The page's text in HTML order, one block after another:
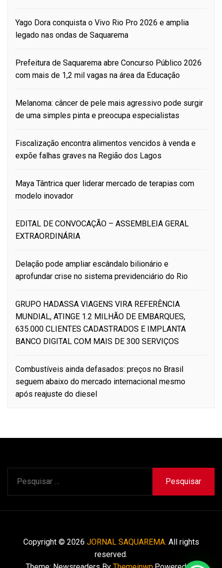
Yago Dora conquista o Vivo Rio Pro 2026 e amplia
legado nas ondas de Saquarema
Prefeitura de Saquarema abre Concurso Público 2026
com mais de 1,2 mil vagas na área da Educação
Melanoma: câncer de pele mais agressivo pode surgir
de uma simples pinta e preocupa especialistas
Fiscalização encontra alimentos vencidos à venda e
expõe falhas graves na Região dos Lagos
Maya Tântrica quer liderar mercado de terapias com
modelo inovador
EDITAL DE CONVOCAÇÃO – ASSEMBLEIA GERAL
EXTRAORDINÁRIA
Delação pode ampliar escândalo bilionário e
aprofundar crise no sistema previdenciário do Rio
GRUPO HADASSA VIAGENS VIRA REFERÊNCIA
MUNDIAL, ATINGE 1.2 MILHÃO DE EMBARQUES,
635.000 CLIENTES CADASTRADOS E IMPLANTA
BANCO DIGITAL COM MAIS DE 300 SERVIÇOS
Combustíveis ainda defasados: preços no Brasil
seguem abaixo do mercado internacional mesmo
após reajuste do diesel
por:
Copyright © 2026 JORNAL SAQUAREMA. All rights
reserved.